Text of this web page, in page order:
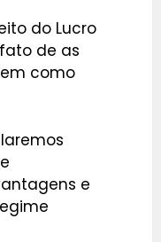
do Lucro
de as
como
e